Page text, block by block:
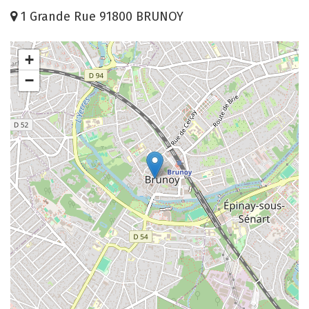
1 Grande Rue 91800 BRUNOY
+
−